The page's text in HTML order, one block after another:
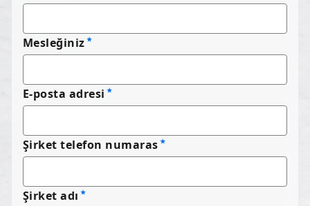
Mesleğiniz
E-posta adresi
Şirket telefon numaras
Şirket adı